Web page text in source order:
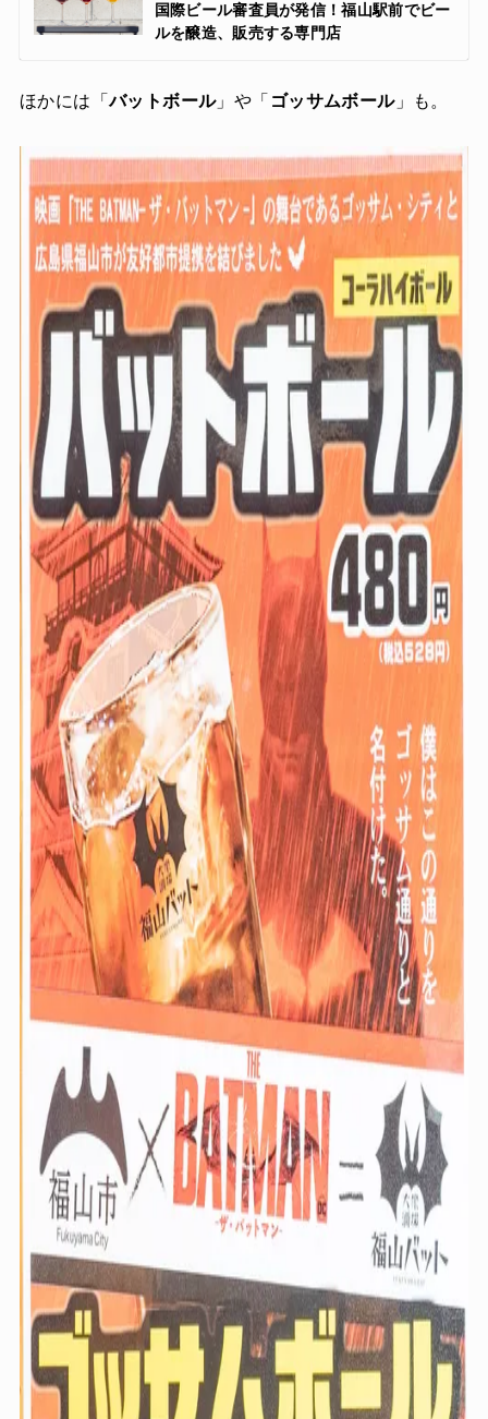
国際ビール審査員が発信！福山駅前でビー
ルを醸造、販売する専門店
ほかには「バットボール」や「 ゴッサムボール」も。